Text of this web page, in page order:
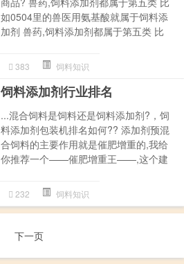
如0504里的兽医用氨基酸就属于饲料添
加剂 兽药,饲料添加剂都属于第五类 比
383 饲料知识
饲料添加剂行业排名
...混合饲料是饲料还是饲料添加剂?，饲
料添加剂包装机排名如何?? 添加剂预混
合饲料的主要作用就是催肥增重的,我给
你推荐一个——催肥增重王——,这个建
232 饲料知识
下一页